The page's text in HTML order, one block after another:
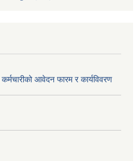
आवेदन फारम र कार्यविवरण